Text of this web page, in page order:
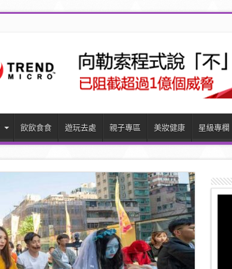
飲飲食食 遊玩去處 親子專區 美妝健康 星級專欄